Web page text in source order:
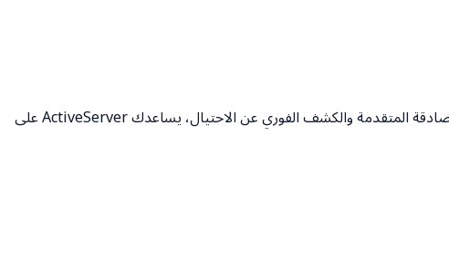
احمِ عملك واحمِ عملاءك من الأنشطة الاحتيالية أثناء المعاملات عبر الإنترنت باستخدام خادم ActiveServer 3DS. بفضل الدمج بين المصادقة المتقدمة والكشف الفوري عن الاحتيال، يساعدك ActiveServer على